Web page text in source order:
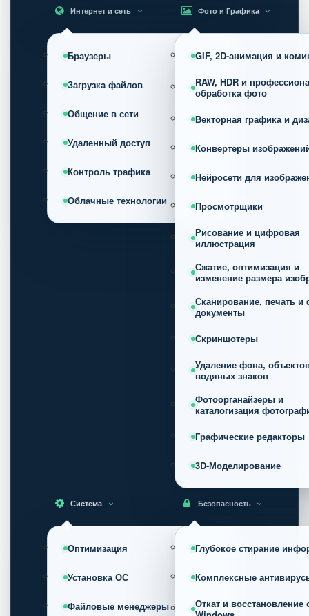
Интернет и сеть
Браузеры
Загрузка файлов
Общение в сети
Удаленный доступ
Контроль трафика
Облачные технологии
Фото и Графика
GIF, 2D-анимация и
RAW, HDR и
обработка фото
Векторная графика и
Конвертеры
Нейросети для
Просмотрщики
Рисование и цифровая
иллюстрация
Сжатие, оптимизация и
изменение размера
Сканирование, печать и
документы
Скриншотеры
Удаление фона,
водяных знаков
Фотоорганайзеры и
каталогизация
Графические редакторы
3D-Моделирование
Система
Оптимизация
Установка ОС
Файловые менеджеры
Безопасность
Глубокое стирание
Комплексные
Откат и восстановление